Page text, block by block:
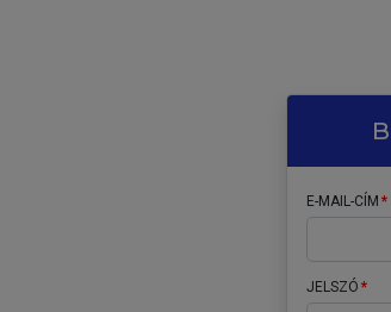
E-MAIL-CÍM
JELSZÓ